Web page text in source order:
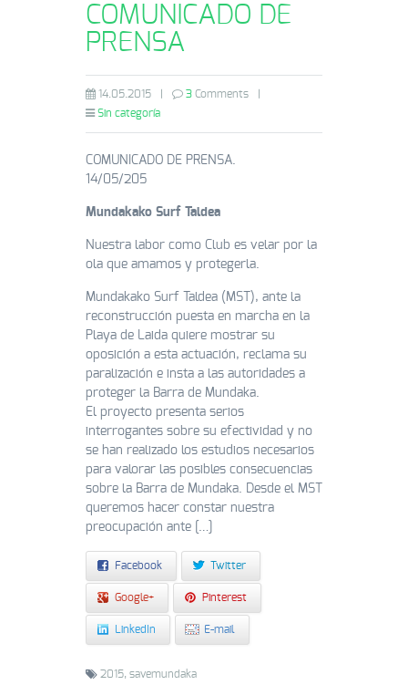
COMUNICADO DE
PRENSA
14.05.2015 3 Comments
Sin categoría
COMUNICADO DE PRENSA.
14/05/205
Mundakako Surf Taldea
Nuestra labor como Club es velar por la
ola que amamos y protegerla.
Mundakako Surf Taldea (MST), ante la
reconstrucción puesta en marcha en la
Playa de Laida quiere mostrar su
oposición a esta actuación, reclama su
paralización e insta a las autoridades a
proteger la Barra de Mundaka.
El proyecto presenta serios
interrogantes sobre su efectividad y no
se han realizado los estudios necesarios
para valorar las posibles consecuencias
sobre la Barra de Mundaka. Desde el MST
queremos hacer constar nuestra
preocupación ante […]
Facebook Twitter
Google+ Pinterest
LinkedIn E-mail
2015, savemundaka